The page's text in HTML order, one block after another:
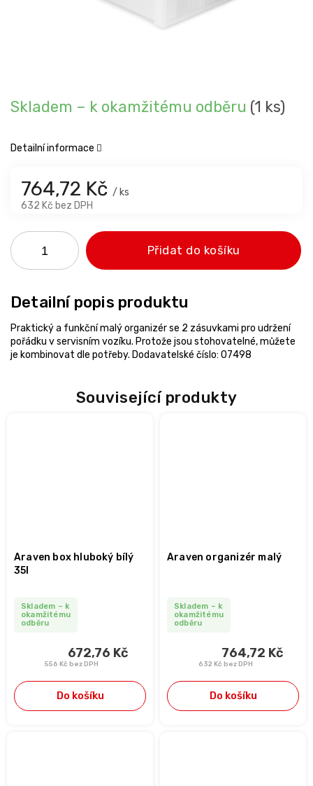
764,72 Kč / ks
632 Kč bez DPH
Skladem – k okamžitému odběru (1 ks)
Přidat do košíku
Detailní informace
Související produkty
Araven box hluboký bílý
35l
Skladem – k
okamžitému
odběru
556 Kč bez DPH
672,76 Kč
Do košíku
Araven organizér malý
Skladem – k
okamžitému
odběru
632 Kč bez DPH
764,72 Kč
Do košíku
Detailní popis produktu
Praktický a funkční malý organizér se 2 zásuvkami pro udržení
pořádku v servisním vozíku. Protože jsou stohovatelné, můžete
je kombinovat dle potřeby. Dodavatelské číslo: 07498